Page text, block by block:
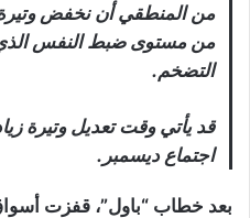
من المنطقي أن نخفض وتيرة
من مستوى ضبط النفس
التضخم.
قد يأتي وقت تعديل وتيرة
اجتماع ديسمبر.
بعد خطاب “باول”، قفزت